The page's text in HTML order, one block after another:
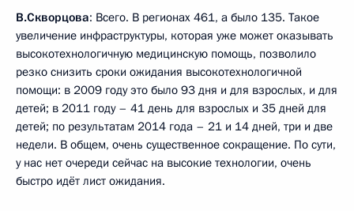
В.Скворцова: Всего. В регионах 461, а было 135. Такое
увеличение инфраструктуры, которая уже может оказывать
высокотехнологичную медицинскую помощь, позволило
резко снизить сроки ожидания высокотехнологичной
помощи: в 2009 году это было 93 дня и для взрослых, и для
детей; в 2011 году – 41 день для взрослых и 35 дней для
детей; по результатам 2014 года – 21 и 14 дней, три и две
недели. В общем, очень существенное сокращение. По сути,
у нас нет очереди сейчас на высокие технологии, очень
быстро идёт лист ожидания.